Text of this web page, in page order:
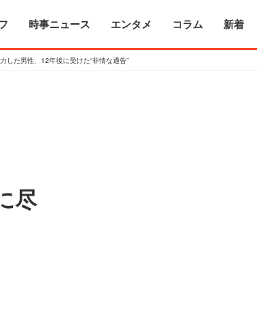
時事ニュース エンタメ コラム 新着
した男性、12年後に受けた“非情な通告”
尽